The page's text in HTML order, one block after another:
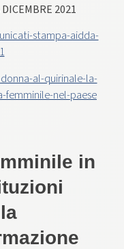
2021
stampa-aidda-
al-quirinale-la-
femminile-nel-paese
in